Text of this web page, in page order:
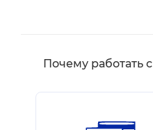
Почему работать с